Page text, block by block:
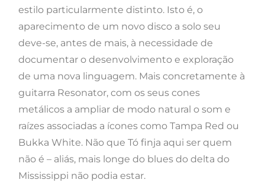
estilo particularmente distinto. Isto é, o
aparecimento de um novo disco a solo seu
deve-se, antes de mais, à necessidade de
documentar o desenvolvimento e exploração
de uma nova linguagem. Mais concretamente à
guitarra Resonator, com os seus cones
metálicos a ampliar de modo natural o som e
raízes associadas a ícones como Tampa Red ou
Bukka White. Não que Tó finja aqui ser quem
não é – aliás, mais longe do blues do delta do
Mississippi não podia estar.